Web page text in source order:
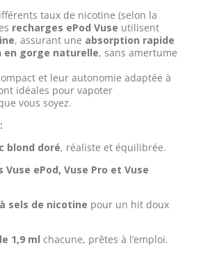
taux de nicotine (selon la
recharges ePod Vuse utilisent
, assurant une absorption rapide
en gorge naturelle, sans amertume
et leur autonomie adaptée à
idéales pour vapoter
vous soyez.
blond doré, réaliste et équilibrée.
Vuse ePod, Vuse Pro et Vuse
à sels de nicotine pour un hit doux
1,9 ml chacune, prêtes à l’emploi.